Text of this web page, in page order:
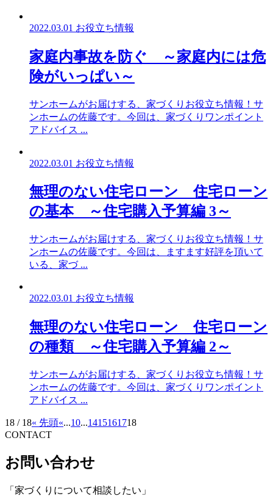
2022.03.01 お役立ち情報
家庭内事故を防ぐ ～家庭内には危
険がいっぱい～
サンホームがお届けする、家づくりお役立ち情報！サ
ンホームの佐藤です。今回は、家づくりワンポイント
アドバイス ...
2022.03.01 お役立ち情報
無理のない住宅ローン 住宅ローン
の基本 ～住宅購入予算編 3～
サンホームがお届けする、家づくりお役立ち情報！サ
ンホームの佐藤です。今回は、ますます好評を頂いて
いる、家づ ...
2022.03.01 お役立ち情報
無理のない住宅ローン 住宅ローン
の種類 ～住宅購入予算編 2～
サンホームがお届けする、家づくりお役立ち情報！サ
ンホームの佐藤です。今回は、家づくりワンポイント
アドバイス ...
18 / 18« 先頭«...10...1415161718
CONTACT
お問い合わせ
「家づくりについて相談したい」